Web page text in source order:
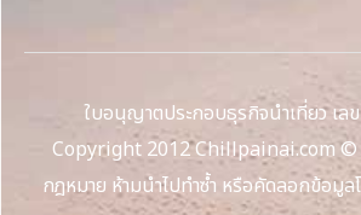
ใบอนุญาตประกอบธุรกิจนำเที่ยว เล
Copyright 2012 Chillpainai.com ©
กฎหมาย ห้ามนำไปทำซ้ำ หรือคัดลอกข้อมู